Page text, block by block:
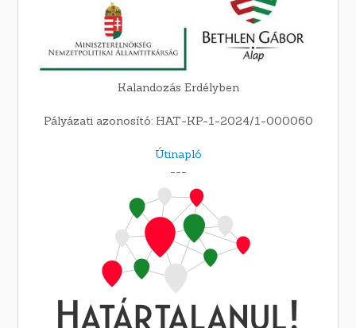
Kalandozás Erdélyben
Pályázati azonosító: HAT-KP-1-2024/1-000060
Útinapló
---